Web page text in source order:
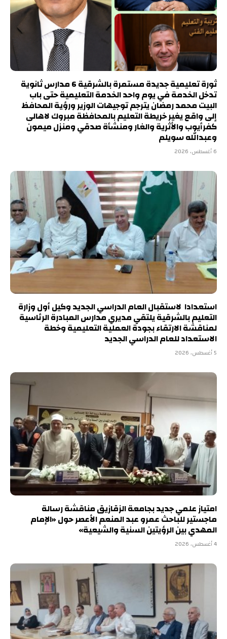
ثورة تعليمية جديدة مستمرة بالشرقية 6 مدارس ثانوية
تدخل الخدمة في يوم واحد الخدمة التعليمية حتى باب
البيت محمد رمضان يترجم توجيهات الوزير ورؤية المحافظ
إلى واقع يغير خريطة التعليم بالمحافظة مبروك لاهالى
كفرأيوب والأثرية والغار ومنشأة صدقي ومنزل ميمون
وعبدالله سويلم
6 أغسطس، 2026
استعدادا لاستقبال العام الدراسي الجديد وكيل أول وزارة
التعليم بالشرقية يلتقي مديري مدارس المبادرة الرئاسية
لمناقشة الارتقاء بجودة العملية التعليمية وخطة
الاستعداد للعام الدراسي الجديد
5 أغسطس، 2026
امتياز علمي جديد بجامعة الزقازيق مناقشة رسالة
ماجستير للباحث عمرو عبد المنعم الأعصر حول «الإمام
المهدي بين الرؤيتين السنية والشيعية»
4 أغسطس، 2026